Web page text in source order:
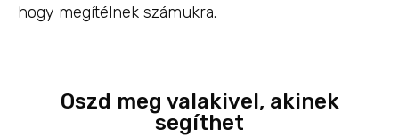
hogy megítélnek számukra.
Oszd meg valakivel, akinek
segíthet